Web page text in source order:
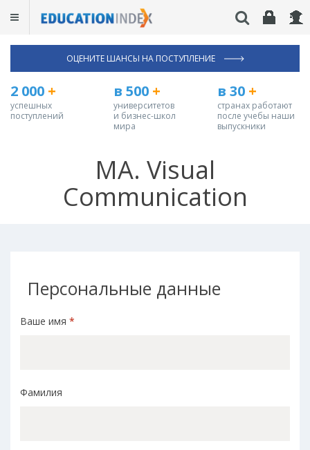
ОЦЕНИТЕ ШАНСЫ НА ПОСТУПЛЕНИЕ
2 000 +
успешных
поступлений
в 500 +
университетов
и бизнес-школ
мира
в 30+
странах работают
после учебы наши
выпускники
MA. Visual
Communication
Персональные данные
Ваше имя *
Фамилия